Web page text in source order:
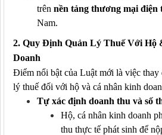
trên nền tảng thương mại điện
Nam.
2. Quy Định Quản Lý Thuế Với Hộ
Doanh
Điểm nổi bật của Luật mới là việc thay
lý thuế đối với hộ và cá nhân kinh
Tự xác định doanh thu và số
Hộ, cá nhân kinh doanh
thu thực tế phát sinh để